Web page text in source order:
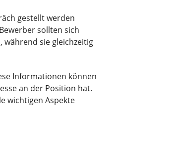
gestellt werden
sollten sich
sie gleichzeitig
Informationen können
an der Position hat.
wichtigen Aspekte